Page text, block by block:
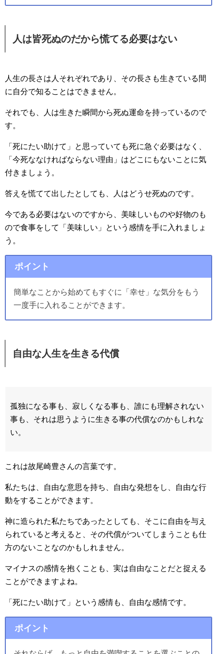
人は皆死ぬのだから慌てる必要はない
人生の長さは人それぞれであり、その長さも生きている間
に自分で知ることはできません。
それでも、人は生きた瞬間から死ぬ運命を持っているので
す。
「死にたい助けて」と思っていても死に急ぐ必要はなく、
「今死ななければならない理由」はどこにもないことに気
付きましょう。
答えを慌てて出したとしても、人はどうせ死ぬのです。
今である必要はないのですから、美味しいものや好物のも
ので食事をして「美味しい」という感情を手に入れましょ
う。
ポイント
簡単なことから始めてもすぐに「幸せ」な気分をもう
一度手に入れることができます。
自由な人生を生きる代償
孤独になる事も、寂しくなる事も、誰にも理解されない
事も、それは思うように生きる事の代償なのかもしれな
い。
これは故尾崎豊さんの言葉です。
私たちは、自由な意思を持ち、自由な発想をし、自由な行
動をすることができます。
神に造られた私たちであったとしても、そこに自由を与え
られていると考えると、その代償がついてしまうことも仕
方のないことなのかもしれません。
マイナスの感情を抱くことも、実は自由なことだと捉える
ことができますよね。
「死にたい助けて」という感情も、自由な感情です。
ポイント